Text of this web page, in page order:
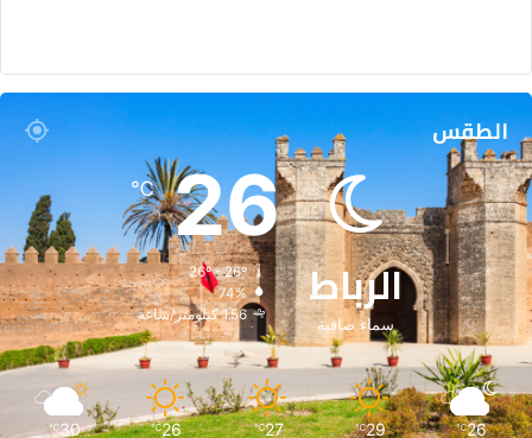
الطقس
الرباط
سماء صافية
26
℃
26º - 26º
74%
1.56 كيلومتر/ساعة
26
℃
29
℃
27
℃
26
℃
30
℃